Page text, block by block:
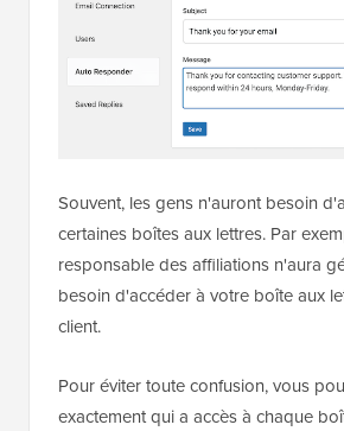
Souvent, les gens n'auront besoin
certaines boîtes aux lettres. Par
responsable des affiliations n'aura
besoin d'accéder à votre boîte aux
client.
Pour éviter toute confusion, vous
exactement qui a accès à chaque